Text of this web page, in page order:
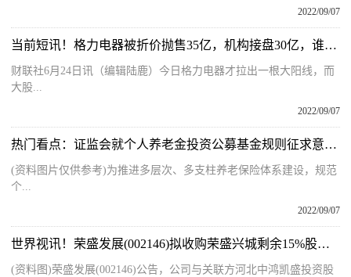
2022/09/07
当前短讯！格力电器被折价抛售35亿，机构接盘30亿，谁在狂卖？
财联社6月24日讯（编辑陆鹿）今日格力电器才拉出一根大阳线，而
大股...
2022/09/07
热门看点：证监会就个人养老金投资公募基金规则征求意见 资本市场将迎新型长期投资者
(资料图片仅供参考)为推进多层次、多支柱养老保险体系建设，规范
个...
2022/09/07
世界视讯！荣盛发展(002146)拟收购荣盛兴城剩余15%股权 其为产业新城业务投资和运营平台
(资料图)荣盛发展(002146)公告，公司与关联方河北中鸿凯盛投资股